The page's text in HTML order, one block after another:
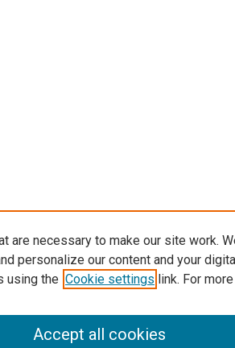
are necessary to make our site work.
personalize our content and your
using the Cookie settings link. For
Accept all cookies